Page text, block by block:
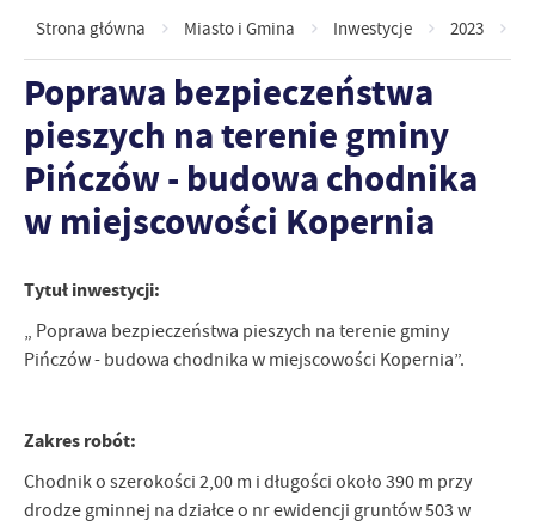
Strona główna Miasto i Gmina Inwestycje 2023
Poprawa bezpieczeństwa
pieszych na terenie gminy
Pińczów - budowa chodnika
w miejscowości Kopernia
Tytuł inwestycji:
„ Poprawa bezpieczeństwa pieszych na terenie gminy
Pińczów - budowa chodnika w miejscowości Kopernia”.
Zakres robót:
Chodnik o szerokości 2,00 m i długości około 390 m przy
drodze gminnej na działce o nr ewidencji gruntów 503 w